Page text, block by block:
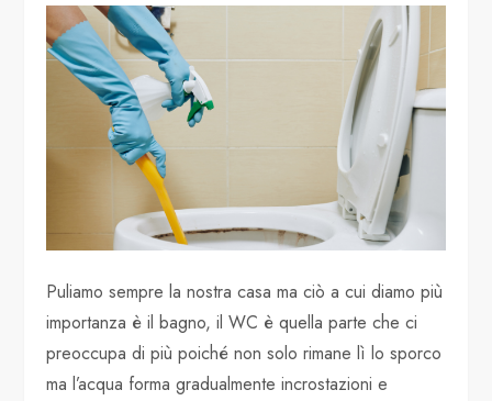
Puliamo sempre la nostra casa ma ciò a cui diamo più
importanza è il bagno, il WC è quella parte che ci
preoccupa di più poiché non solo rimane lì lo sporco
ma l’acqua forma gradualmente incrostazioni e